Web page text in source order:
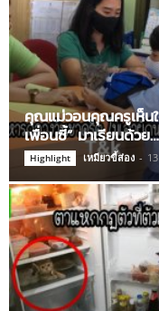
คุณแม่วอนคุณครูเห็นใ
เพื่อนซี้” มาเรียนด้วย…
Highlight เหมียวขี้ส่อง -